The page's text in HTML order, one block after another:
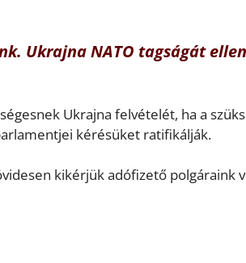
Ukrajna NATO tagságát
Ukrajna felvételét, ha a
kérésüket ratifikálják.
kikérjük adófizető polgáraink